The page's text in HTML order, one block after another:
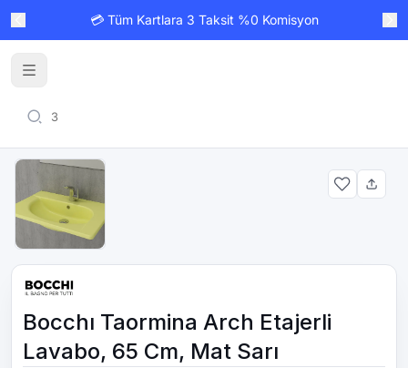
💳 Tüm Kartlara 3 Taksit %0 Komisyon
Bocchı Taormina Arch Etajerli
Lavabo, 65 Cm, Mat Sarı